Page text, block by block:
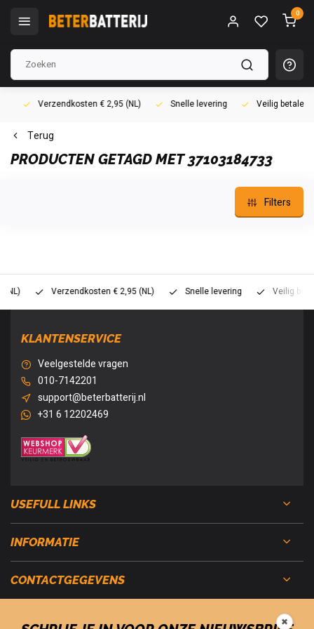
0
Verzendkosten € 2,95 (NL) Snelle levering Veilig betalen
Terug
PRODUCTEN GETAGD MET 37103184733
Filters
Verzendkosten € 2,95 (NL) Snelle levering Veilig betalen
KLANTENSERVICE
Veelgestelde vragen
010-7142201
support@beterbatterij.nl
+31 6 12202469
USEFULL LINKS
INFORMATIE
CONTACTGEGEVENS
✖